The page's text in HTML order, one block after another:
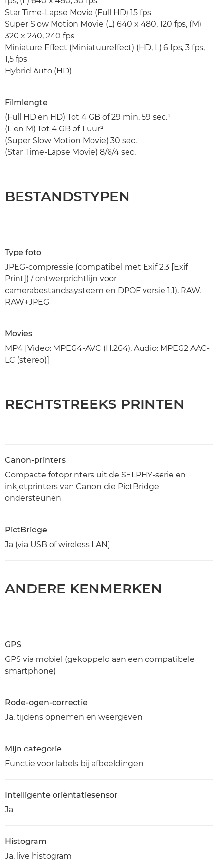
Star Time-Lapse Movie (Full HD) 15 fps
Super Slow Motion Movie (L) 640 x 480, 120 fps, (M)
320 x 240, 240 fps
Miniature Effect (Miniatuureffect) (HD, L) 6 fps, 3 fps,
1,5 fps
Hybrid Auto (HD)
Filmlengte
(Full HD en HD) Tot 4 GB of 29 min. 59 sec.¹
(L en M) Tot 4 GB of 1 uur²
(Super Slow Motion Movie) 30 sec.
(Star Time-Lapse Movie) 8/6/4 sec.
BESTANDSTYPEN
Type foto
JPEG-compressie (compatibel met Exif 2.3 [Exif
Print]) / ontwerprichtlijn voor
camerabestandssysteem en DPOF versie 1.1), RAW,
RAW+JPEG
Movies
MP4 [Video: MPEG4-AVC (H.264), Audio: MPEG2 AAC-
LC (stereo)]
RECHTSTREEKS PRINTEN
Canon-printers
Compacte fotoprinters uit de SELPHY-serie en
inkjetprinters van Canon die PictBridge
ondersteunen
PictBridge
Ja (via USB of wireless LAN)
ANDERE KENMERKEN
GPS
GPS via mobiel (gekoppeld aan een compatibele
smartphone)
Rode-ogen-correctie
Ja, tijdens opnemen en weergeven
Mijn categorie
Functie voor labels bij afbeeldingen
Intelligente oriëntatiesensor
Ja
Histogram
Ja, live histogram